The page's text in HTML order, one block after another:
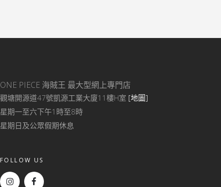
ONE PIECE 海賊王 最大型網上專門店
觀塘開源道47號凱源工業大廈11樓H室 [地圖]
星期一至六下午1時至8時
星期日及公眾假期休息
FOLLOW US